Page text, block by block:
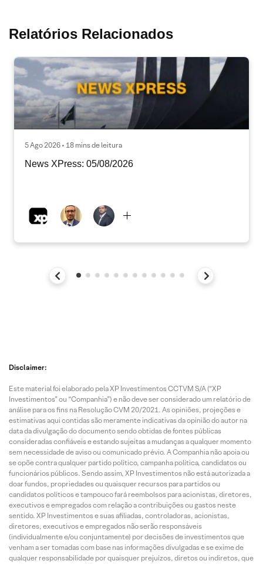
Relatórios Relacionados
5 Ago 2026 • 18 mins de leitura
News XPress: 05/08/2026
Disclaimer:
Este material foi elaborado pela XP Investimentos CCTVM S/A (“XP
Investimentos” ou “Companhia”) e não deve ser considerado um relatório de
análise para os fins na Resolução CVM 20/2021. As opiniões, projeções e
estimativas aqui contidas são meramente indicativas da opinião do autor na
data da divulgação do documento sendo obtidas de fontes públicas
consideradas confiáveis e estando sujeitas a mudanças a qualquer momento
sem necessidade de aviso ou comunicado prévio. A Companhia não apoia ou
se opõe contra qualquer partido político, campanha política, candidatos ou
funcionários públicos. Sendo assim, XP Investimentos não está autorizada a
doar fundos, propriedades ou quaisquer recursos para partidos ou
candidatos políticos e tampouco fará reembolsos para acionistas, diretores,
executivos e empregados com relação a contribuições ou gastos neste
sentido. XP Investimentos e suas afiliadas, controladoras, acionistas,
diretores, executivos e empregados não serão responsáveis
(individualmente e/ou conjuntamente) por decisões de investimentos que
venham a ser tomadas com base nas informações divulgadas e se exime de
qualquer responsabilidade por quaisquer prejuízos, diretos ou indiretos, que